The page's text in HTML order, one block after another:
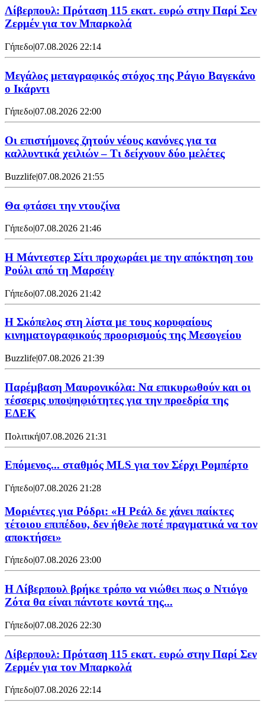
Λίβερπουλ: Πρόταση 115 εκατ. ευρώ στην Παρί Σεν
Ζερμέν για τον Μπαρκολά
Γήπεδο|07.08.2026 22:14
Μεγάλος μεταγραφικός στόχος της Ράγιο Βαγεκάνο
ο Ικάρντι
Γήπεδο|07.08.2026 22:00
Οι επιστήμονες ζητούν νέους κανόνες για τα
καλλυντικά χειλιών – Τι δείχνουν δύο μελέτες
Buzzlife|07.08.2026 21:55
Θα φτάσει την ντουζίνα
Γήπεδο|07.08.2026 21:46
Η Μάντεστερ Σίτι προχωράει με την απόκτηση του
Ρούλι από τη Μαρσέιγ
Γήπεδο|07.08.2026 21:42
Η Σκόπελος στη λίστα με τους κορυφαίους
κινηματογραφικούς προορισμούς της Μεσογείου
Buzzlife|07.08.2026 21:39
Παρέμβαση Μαυρονικόλα: Να επικυρωθούν και οι
τέσσερις υποψηφιότητες για την προεδρία της
ΕΔΕΚ
Πολιτική|07.08.2026 21:31
Επόμενος... σταθμός MLS για τον Σέρχι Ρομπέρτο
Γήπεδο|07.08.2026 21:28
Μοριέντες για Ρόδρι: «Η Ρεάλ δε χάνει παίκτες
τέτοιου επιπέδου, δεν ήθελε ποτέ πραγματικά να τον
αποκτήσει»
Γήπεδο|07.08.2026 23:00
Η Λίβερπουλ βρήκε τρόπο να νιώθει πως ο Ντιόγο
Ζότα θα είναι πάντοτε κοντά της...
Γήπεδο|07.08.2026 22:30
Λίβερπουλ: Πρόταση 115 εκατ. ευρώ στην Παρί Σεν
Ζερμέν για τον Μπαρκολά
Γήπεδο|07.08.2026 22:14